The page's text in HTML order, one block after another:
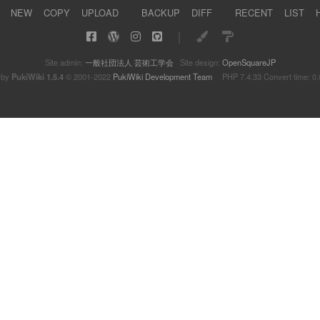
NEW COPY UPLOAD BACKUP DIFF RECENT LIST
Site admin: 一般社団法人 芸術工学会 Site design: OpenSquareJP
PukiWiki 1.5.4© 2001-2022 PukiWiki Development TeamPHP 7.4.33 Convert time: